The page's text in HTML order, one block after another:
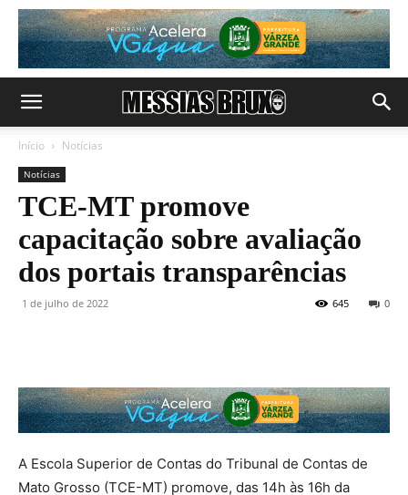
Início Notícias
Notícias
TCE-MT promove
capacitação sobre avaliação
dos portais transparências
1 de julho de 2022 0
645
A Escola Superior de Contas do Tribunal de Contas de
Mato Grosso (TCE-MT) promove, das 14h às 16h da